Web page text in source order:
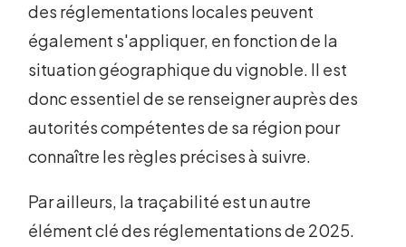
des réglementations locales peuvent
également s'appliquer, en fonction de la
situation géographique du vignoble. Il est
donc essentiel de se renseigner auprès des
autorités compétentes de sa région pour
connaître les règles précises à suivre.
Par ailleurs, la traçabilité est un autre
élément clé des réglementations de 2025.